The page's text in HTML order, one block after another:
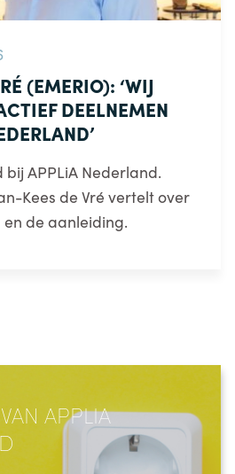
(EMERIO): ‘WIJ
DEELNEMEN
bij APPLiA Nederland.
Kees de Vré vertelt over
de aanleiding.
APPLIA